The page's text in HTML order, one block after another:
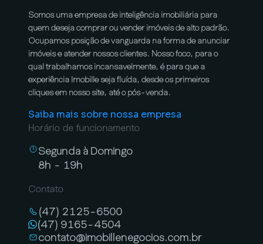
Somos uma empresa de inteligência imobiliária para
quem deseja comprar ou vender imóveis de alto padrão.
Ocupamos posição de vanguarda na forma de anunciar
imóveis e atender nossos clientes. Nosso foco, para o
qual trabalhamos incansavelmente, é para que a
experiência Imobille seja fluída, desde os primeiros
cliques em nosso site, até o pós-venda.
Saiba mais sobre nossa empresa
Horário de funcionamento
Segunda à Domingo
8h - 19h
Contato
(47) 2125-6500
(47) 9165-4504
contato@imobillenegocios.com.br